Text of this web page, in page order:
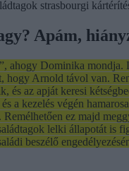
strasbourgi
Apám,
ahogy Dominika mondja.
hogy Arnold távol van.
és az apját keresi
a kezelés végén
ez majd
lelki állapotát is
beszélő